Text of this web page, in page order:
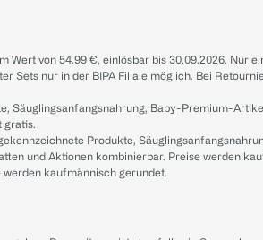
von 54.99 €, einlösbar bis 30.09.2026. Nur
Sets nur in der BIPA Filiale möglich. Bei
Säuglingsanfangsnahrung, Baby-Premium-
gratis.
Produkte,
und Aktionen kombinierbar. Preise werden
werden kaufmännisch gerundet.